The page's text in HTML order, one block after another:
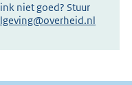
niet goed? Stuur